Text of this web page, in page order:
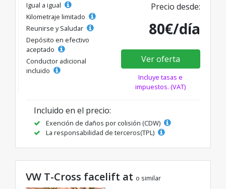
Igual a igual
Kilometraje limitado
Reunirse y Saludar
Depósito en efectivo
aceptado
Conductor adicional
incluido
Precio desde:
80€/día
Ver oferta
Incluye tasas e
impuestos. (VAT)
Incluido en el precio:
Exención de daños por colisión (CDW)
La responsabilidad de terceros(TPL)
VW T-Cross facelift at o similar